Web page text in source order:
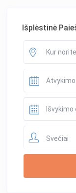
Išplėstinė
Svečiai